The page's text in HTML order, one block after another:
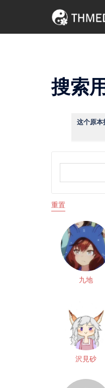
content
搜索
这个原本
重置
九地
沢見砂